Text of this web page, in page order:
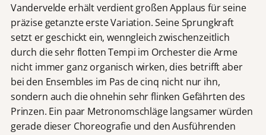
Vandervelde erhält verdient großen Applaus für seine
präzise getanzte erste Variation. Seine Sprungkraft
setzt er geschickt ein, wenngleich zwischenzeitlich
durch die sehr flotten Tempi im Orchester die Arme
nicht immer ganz organisch wirken, dies betrifft aber
bei den Ensembles im Pas de cinq nicht nur ihn,
sondern auch die ohnehin sehr flinken Gefährten des
Prinzen. Ein paar Metronomschläge langsamer würden
gerade dieser Choreografie und den Ausführenden